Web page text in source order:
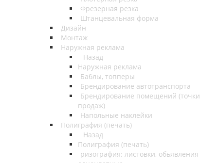
Фрезерная резка
Штанцевальная форма
Дизайн
Монтаж
Наружная реклама
Назад
Наружная реклама
Баблы, топперы
Брендирование автотранспорта
Брендирование помещений (точки
продаж)
Напольные наклейки
Полиграфия (печать)
Назад
Полиграфия (печать)
ризография: листовки, обьявления